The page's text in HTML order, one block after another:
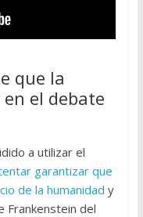
que la
el debate
a utilizar el
garantizar que
de la humanidad y
Frankenstein del